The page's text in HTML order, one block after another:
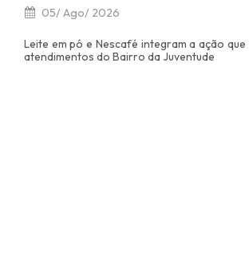
05/ Ago/ 2026
Leite em pó e Nescafé integram a ação
atendimentos do Bairro da Juventude